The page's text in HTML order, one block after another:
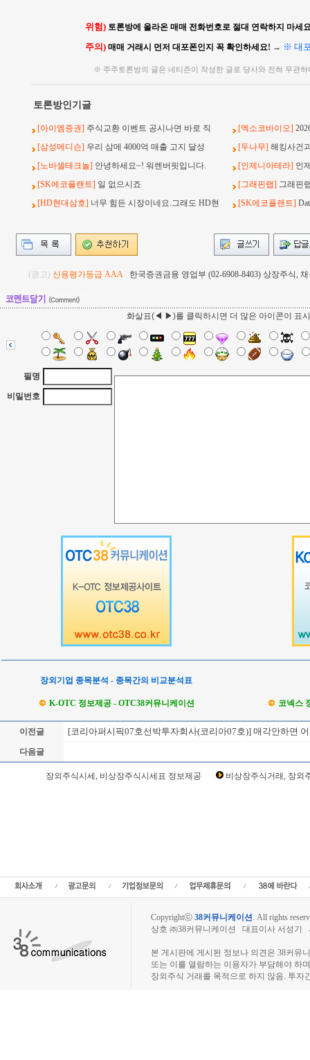
위험) 토론방에 올라온 매매 전화번호로 절대 연락하지 마세
주의) 매매 거래시 먼저 대포폰인지 꼭 확인하세요! → ※ 대
※ 주주토론방의 글은 네티즌이 작성한 글로 당사와 전혀 무관
토론방인기글
[아이엠증권] 주식교환 이벤트 공시나면 바로 직 [엑소코바이오]
[삼성메디슨] 우리 삼메 4000억 매출 고지 달성 [두나무] 해킹사건
[노바셀테크놀] 안녕하세요~! 워렌버핏입니다. [인제니아테라] 인
[SK에코플랜트] 일 없으시죠 [그래핀랩] 그래핀
[HD현대삼호] 너무 힘든 시장이네요.그래도 HD현 [SK에코플랜트]
(광고) 신용평가등급 AAA 한국증권금융 영업부 (02-6908-8403) 상장주식,
화살표(◀ ▶)를 클릭하시면 더 많은 아이콘이 표
필명
비밀번호
장외기업 종목분석 - 종목간의 비교분석표
K-OTC 정보제공 - OTC38커뮤니케이션 코넥스
이전글 [코리아퍼시픽07호선박투자회사(코리아07호)] 매각안하면
다음글
장외주식시세, 비상장주식시세표 정보제공
비상장주식거래, 장외
Copyrightⓒ 38커뮤니케이션. All rights
상호 ㈜38커뮤니케이션 대표이사 서성기
본 게시판에 게시된 정보나 의견은 38커뮤
또는 이를 열람하는 이용자가 부담해야 하
장외주식 거래를 목적으로 하지 않음. 투